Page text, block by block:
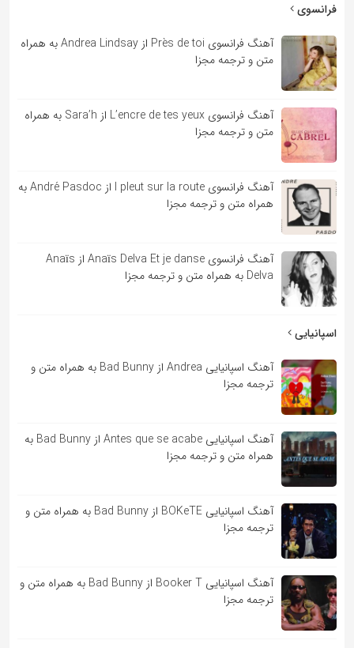
فرانسوی
آهنگ فرانسوی Près de toi از Andrea Lindsay به همراه
متن و ترجمه مجزا
آهنگ فرانسوی L’encre de tes yeux از Sara’h به همراه
متن و ترجمه مجزا
آهنگ فرانسوی l pleut sur la route از André Pasdoc به
همراه متن و ترجمه مجزا
آهنگ فرانسوی Anaïs Delva Et je danse از Anaïs
Delva به همراه متن و ترجمه مجزا
اسپانیایی
آهنگ اسپانیایی Andrea از Bad Bunny به همراه متن و
ترجمه مجزا
آهنگ اسپانیایی Antes que se acabe از Bad Bunny به
همراه متن و ترجمه مجزا
آهنگ اسپانیایی BOKeTE از Bad Bunny به همراه متن و
ترجمه مجزا
آهنگ اسپانیایی Booker T از Bad Bunny به همراه متن و
ترجمه مجزا